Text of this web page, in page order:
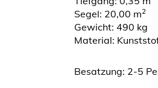
Segel: 20,00 m2
Gewicht: 490 kg
Material:
Besatzung: 2-5